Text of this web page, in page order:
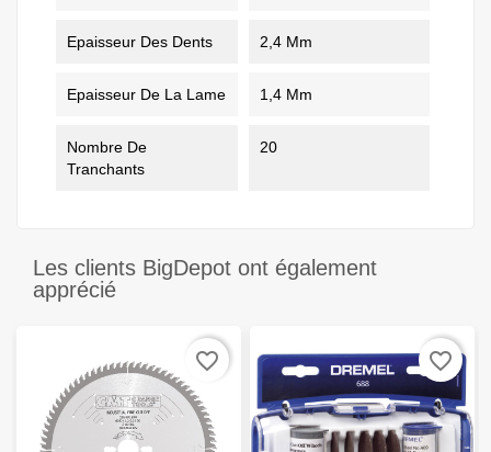
Epaisseur Des Dents 2,4 Mm
Epaisseur De La Lame 1,4 Mm
Nombre De
Tranchants
20
Les clients BigDepot ont également
apprécié
favorite_border favorite_border